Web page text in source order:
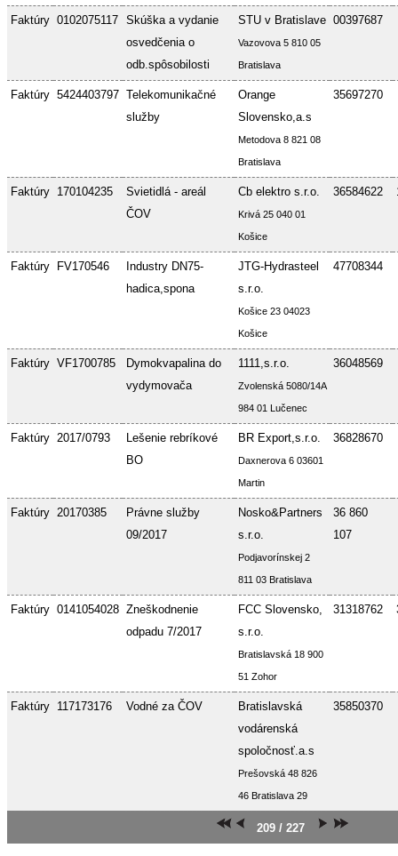
Faktúry 0102075117
Skúška a vydanie
osvedčenia o
odb.spôsobilosti
STU v Bratislave
Vazovova 5 810 05
Bratislava
00397687
Faktúry 5424403797
Telekomunikačné
služby
Orange
Slovensko,a.s
Metodova 8 821 08
Bratislava
35697270
Faktúry 170104235
Svietidlá - areál
ČOV
Cb elektro s.r.o.
Krivá 25 040 01
Košice
36584622
Faktúry FV170546
Industry DN75-
hadica,spona
JTG-Hydrasteel
s.r.o.
Košice 23 04023
Košice
47708344
Faktúry VF1700785
Dymokvapalina do
vydymovača
1111,s.r.o.
Zvolenská 5080/14A
984 01 Lučenec
36048569
Faktúry 2017/0793
Lešenie rebríkové
BO
BR Export,s.r.o.
Daxnerova 6 03601
Martin
36828670
Faktúry 20170385
Právne služby
09/2017
Nosko&Partners
s.r.o.
Podjavorínskej 2
811 03 Bratislava
36 860
107
Faktúry 0141054028 Zneškodnenie
odpadu 7/2017
FCC Slovensko,
s.r.o.
Bratislavská 18 900
51 Zohor
31318762
Faktúry 117173176 Vodné za ČOV
Bratislavská
vodárenská
spoločnosť.a.s
Prešovská 48 826
46 Bratislava 29
35850370
209 / 227